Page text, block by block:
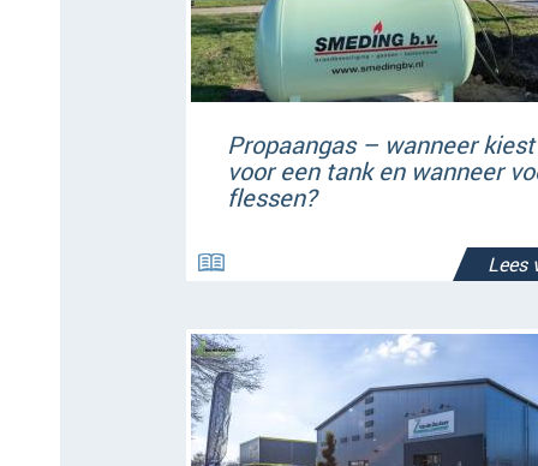
Propaangas – wanneer
voor een tank en wanneer
flessen?
Lees